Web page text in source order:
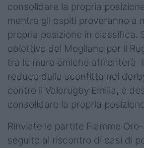
consolidare la propria
mentre gli ospiti proveranno a
propria posizione in classifica.
obiettivo del Mogliano per il
tra le mura amiche affronterà
reduce dalla sconfitta nel
contro il Valorugby Emilia, e
consolidare la propria
Rinviate le partite Fiamme
seguito al riscontro di casi di